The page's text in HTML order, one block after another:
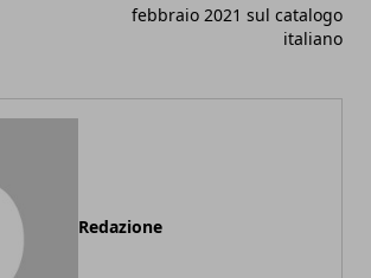
febbraio 2021 sul catalogo
italiano
Redazione